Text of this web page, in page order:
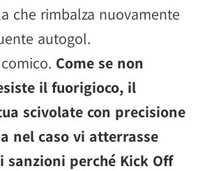
che rimbalza nuovamente
autogol.
Come se non
il fuorigioco, il
scivolate con precisione
nel caso vi atterrasse
sanzioni perché Kick Off